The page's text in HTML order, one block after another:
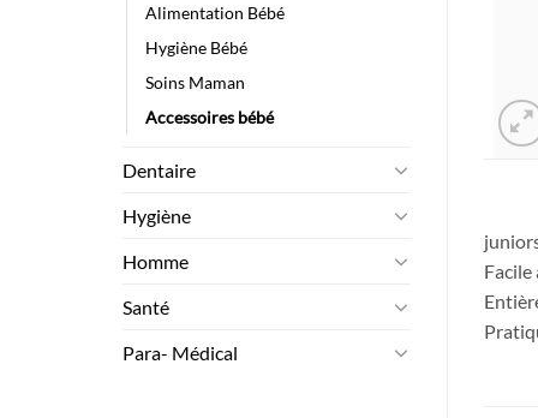
Alimentation Bébé
Hygiène Bébé
Soins Maman
Accessoires bébé
Dentaire
Hygiène
Homme
Santé
Para- Médical
Facile